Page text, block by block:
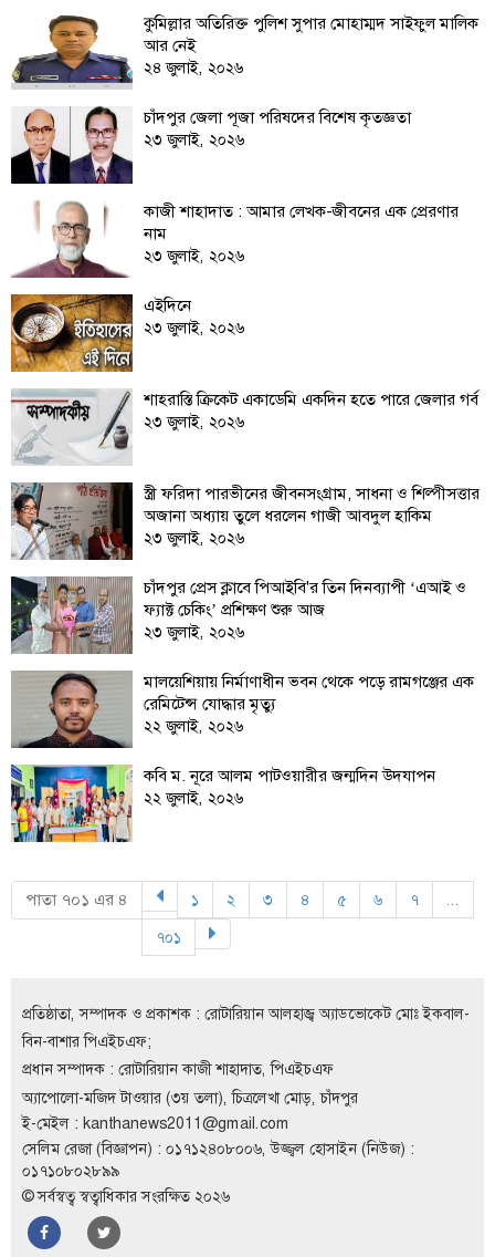
ক্যাম্পাস
সাহিত্য
সংস্কৃতি
নারী
ও
শিশু
ভ্রমণ
লাইফস্টাইল
এক্সক্লুসিভ
সোস্যাল
মিডিয়া
গণমাধ্যম
রাজধানী
ইতিহাস
কথা
কয়
ক্যারিয়ার
চাকুরি
সৌখিন
ফটোগ্রাফার
বিতর্কায়ন
নারীকণ্ঠ
কণ্ঠের
প্রতিষ্ঠাবার্ষিকী
ভিডিও
আর্কাইভ
পুরানো
আর্কাইভ
কুমিল্লার অতিরিক্ত পুলিশ সুপার মোহাম্মদ সাইফুল মালিক
আর নেই
২৪ জুলাই, ২০২৬
চাঁদপুর জেলা পূজা পরিষদের বিশেষ কৃতজ্ঞতা
২৩ জুলাই, ২০২৬
কাজী শাহাদাত : আমার লেখক-জীবনের এক প্রেরণার
নাম
২৩ জুলাই, ২০২৬
এইদিনে
২৩ জুলাই, ২০২৬
শাহরাস্তি ক্রিকেট একাডেমি একদিন হতে পারে জেলার গর্ব
২৩ জুলাই, ২০২৬
স্ত্রী ফরিদা পারভীনের জীবনসংগ্রাম, সাধনা ও শিল্পীসত্তার
অজানা অধ্যায় তুলে ধরলেন গাজী আবদুল হাকিম
২৩ জুলাই, ২০২৬
চাঁদপুর প্রেস ক্লাবে পিআইবি'র তিন দিনব্যাপী ‘এআই ও
ফ্যাক্ট চেকিং’ প্রশিক্ষণ শুরু আজ
২৩ জুলাই, ২০২৬
মালয়েশিয়ায় নির্মাণাধীন ভবন থেকে পড়ে রামগঞ্জের এক
রেমিটেন্স যোদ্ধার মৃত্যু
২২ জুলাই, ২০২৬
কবি ম. নূরে আলম পাটওয়ারীর জন্মদিন উদযাপন
২২ জুলাই, ২০২৬
পাতা ৭০১ এর ৪ ১ (current)
২ (current)
৩ (current)
৪ (current)
৫ (current)
৬ (current)
৭ (current)
...
৭০১
(current)
প্রতিষ্ঠাতা, সম্পাদক ও প্রকাশক : রোটারিয়ান আলহাজ্ব অ্যাডভোকেট মোঃ ইকবাল-
বিন-বাশার পিএইচএফ;
প্রধান সম্পাদক : রোটারিয়ান কাজী শাহাদাত, পিএইচএফ
অ্যাপোলো-মজিদ টাওয়ার (৩য় তলা), চিত্রলেখা মোড়, চাঁদপুর
ই-মেইল : kanthanews2011@gmail.com
সেলিম রেজা (বিজ্ঞাপন) : ০১৭১২৪০৮০০৬, উজ্জ্বল হোসাইন (নিউজ) :
০১৭১০৮০২৮৯৯
© সর্বস্বত্ব স্বত্বাধিকার সংরক্ষিত ২০২৬